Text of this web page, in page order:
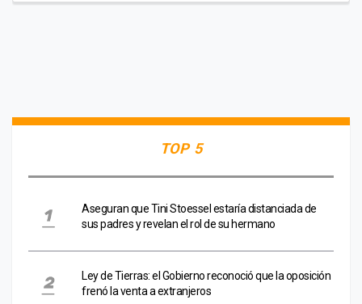
TOP 5
Aseguran que Tini Stoessel estaría distanciada de
sus padres y revelan el rol de su hermano
Ley de Tierras: el Gobierno reconoció que la oposición
frenó la venta a extranjeros